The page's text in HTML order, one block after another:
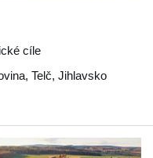
cíle
, Telč, Jihlavsko